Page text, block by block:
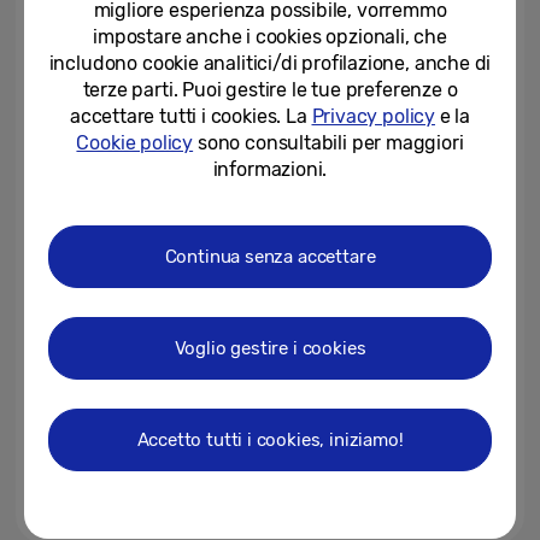
display pieghevoli
15-07-2026
Samsung conquista due Red
Dot Award: Design Concept
“Best of the Best”
In arrivo: un nuovo alleato per il
dall’AI
14-07-2026
di Samsung ha formato il nuovo
standard per l’innovazione...
migliore esperienza possibile, vorremmo
impostare anche i cookies opzionali, che
includono cookie analitici/di profilazione, anche di
terze parti. Puoi gestire le tue preferenze o
accettare tutti i cookies. La Privacy policye la
Cookie policy sono consultabili per maggiori
informazioni.
Continua senza accettare
Voglio gestire i cookies
Accetto tutti i cookies, iniziamo!